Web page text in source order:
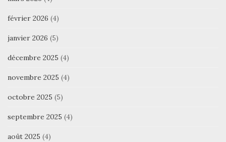
février 2026 (4)
janvier 2026 (5)
décembre 2025 (4)
novembre 2025 (4)
octobre 2025 (5)
septembre 2025 (4)
août 2025 (4)